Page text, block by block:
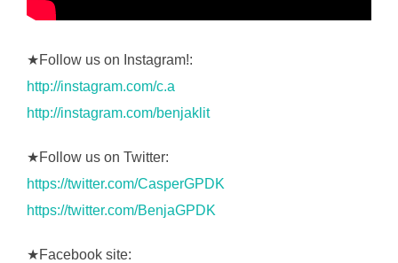
★Follow us on Instagram!:
http://instagram.com/c.a
http://instagram.com/benjaklit
★Follow us on Twitter:
https://twitter.com/CasperGPDK
https://twitter.com/BenjaGPDK
★Facebook site: